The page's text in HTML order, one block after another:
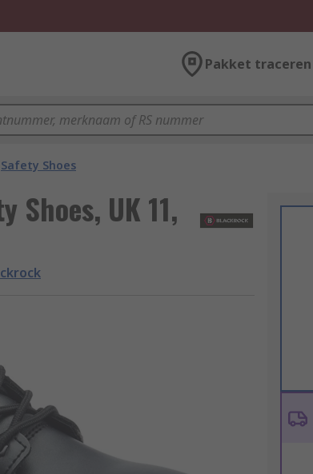
Pakket traceren
Safety Shoes
Shoes, UK 11,